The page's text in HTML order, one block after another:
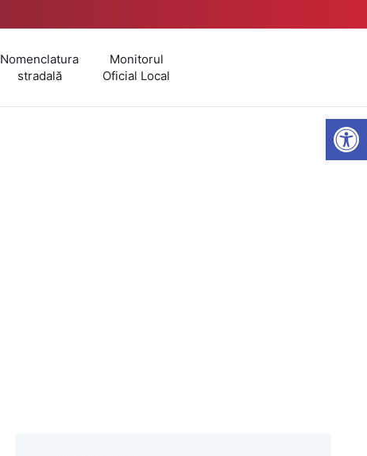
Nomenclatura
stradală
Monitorul
Oficial Local